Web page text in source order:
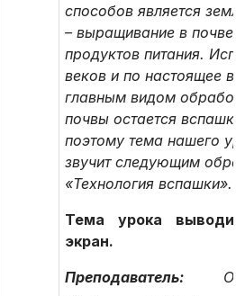
способов является
– выращивание в почве
продуктов питания.
веков и по настоящее
главным видом
почвы остается
поэтому тема нашего
звучит следующим
«Технология вспашки».
Тема урока
экран.
Преподаватель: